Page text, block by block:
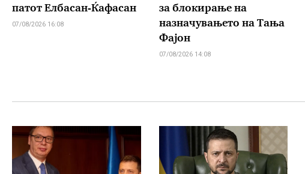
патот Елбасан-Ќафасан
07/08/2026 16:08
за блокирање на
назначувањето на Тања
Фајон
07/08/2026 14:08